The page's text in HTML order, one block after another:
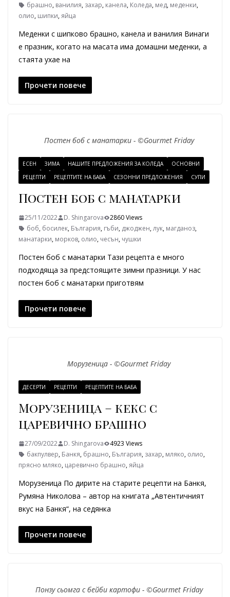
брашно, ванилия, захар, канела, Коледа, мед, меденки,
олио, шипки, яйца
Меденки с шипково брашно, канела и ванилия Винаги
е празник, когато на масата има домашни меденки, а
стаята ухае на
Прочети повече
Постен боб с манатарки - ©Gourmet Friday
ЕСЕН ЗИМА НАШИТЕ ПРЕДЛОЖЕНИЯ ЗА КОЛЕДА
ОСНОВНИ
РЕЦЕПТИ
РЕЦЕПТИТЕ НА БАБА СЕЗОННИ ПРЕДЛОЖЕНИЯ СУПИ
Постен боб с манатарки
25/11/2022 D. Shingarova
2860 Views
боб, босилек, България, гъби, джоджен,лук, магданоз,
манатарки, морков, олио, чесън, чушки
Постен боб с манатарки Тази рецепта е много
подходяща за предстоящите зимни празници. У нас
постен боб с манатарки приготвям
Прочети повече
Морузеница - ©Gourmet Friday
ДЕСЕРТИ РЕЦЕПТИ РЕЦЕПТИТЕ НА БАБА
Морузеница – кекс с
царевично брашно
27/09/2022 D. Shingarova
4923 Views
бакпулвер, Банкя, брашно, България, захар, мляко, олио,
прясно мляко, царевично брашно, яйца
Морузеница По дирите на старите рецепти на Банкя,
Румяна Николова – автор на книгата „Автентичният
вкус на Банкя“, на седянка
Прочети повече
Понзу сьомга с бейби картофи - ©Gourmet Friday